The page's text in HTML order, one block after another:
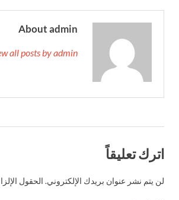
About admin
all posts by admin →
اترك تعليقاً
لن يتم نشر عنوان بريدك الإلكتروني. الحقول